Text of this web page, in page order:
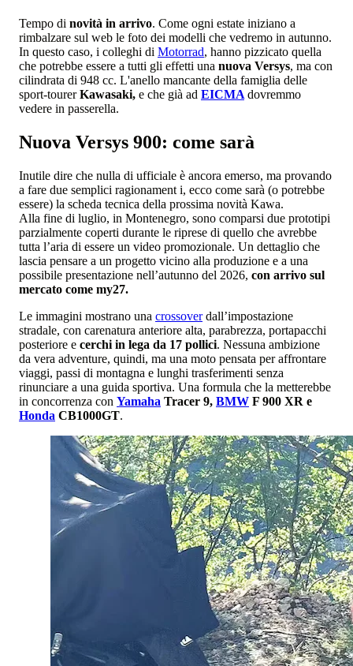
Tempo di novità in arrivo. Come ogni estate iniziano a
rimbalzare sul web le foto dei modelli che vedremo in autunno.
In questo caso, i colleghi di Motorrad, hanno pizzicato quella
che potrebbe essere a tutti gli effetti una nuova Versys, ma con
cilindrata di 948 cc. L'anello mancante della famiglia delle
sport-tourerKawasaki, e che già ad EICMA dovremmo
vedere in passerella.
Nuova Versys 900: come sarà
Inutile dire che nulla di ufficiale è ancora emerso, ma provando
a fare due semplici ragionament i, ecco come sarà (o potrebbe
essere) la scheda tecnica della prossima novità Kawa.
Alla fine di luglio, in Montenegro, sono comparsi due prototipi
parzialmente coperti durante le riprese di quello che avrebbe
tutta l’aria di essere un video promozionale. Un dettaglio che
lascia pensare a un progetto vicino alla produzione e a una
possibile presentazione nell’autunno del 2026, con arrivo sul
mercato come my27.
Le immagini mostrano una crossoverdall’impostazione
stradale, con carenatura anteriore alta, parabrezza, portapacchi
posteriore e cerchi in lega da 17 pollici. Nessuna ambizione
da vera adventure, quindi, ma una moto pensata per affrontare
viaggi, passi di montagna e lunghi trasferimenti senza
rinunciare a una guida sportiva. Una formula che la metterebbe
in concorrenza con Yamaha Tracer 9, BMW F 900 XR e
Honda CB1000GT.